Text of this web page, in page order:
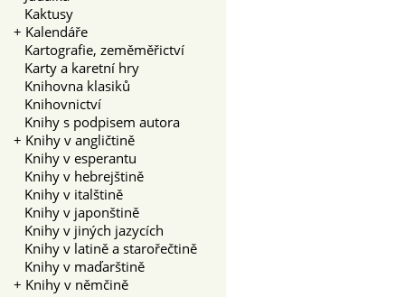
Kaktusy
+ Kalendáře
Kartografie, zeměměřictví
Karty a karetní hry
Knihovna klasiků
Knihovnictví
Knihy s podpisem autora
+ Knihy v angličtině
Knihy v esperantu
Knihy v hebrejštině
Knihy v italštině
Knihy v japonštině
Knihy v jiných jazycích
Knihy v latině a starořečtině
Knihy v maďarštině
+ Knihy v němčině